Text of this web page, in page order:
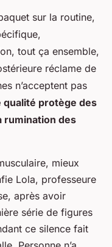
sur la routine,
tout ça ensemble,
réclame de
n’acceptent pas
qualité protège des
rumination des
mieux
Lola, professeure
après avoir
série de figures
ce silence fait